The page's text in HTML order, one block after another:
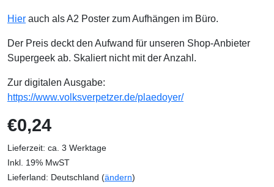
Hier auch als A2 Poster zum Aufhängen im Büro.
Der Preis deckt den Aufwand für unseren Shop-Anbieter
Supergeek ab. Skaliert nicht mit der Anzahl.
Zur digitalen Ausgabe:
https://www.volksverpetzer.de/plaedoyer/
€0,24
Lieferzeit: ca. 3 Werktage
Inkl. 19% MwST
Lieferland: Deutschland (ändern)